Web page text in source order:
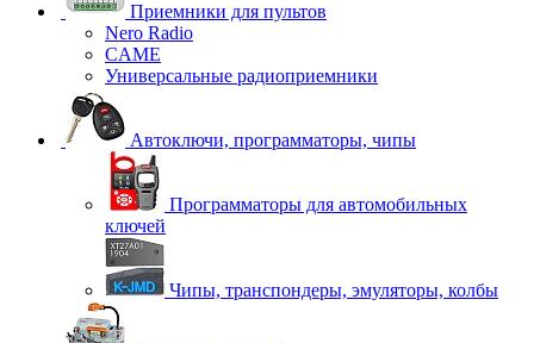
Приемники для пультов
Nero Radio
CAME
Универсальные радиоприемники
Автоключи, программаторы, чипы
Программаторы для автомобильных
ключей
Чипы, транспондеры, эмуляторы, колбы